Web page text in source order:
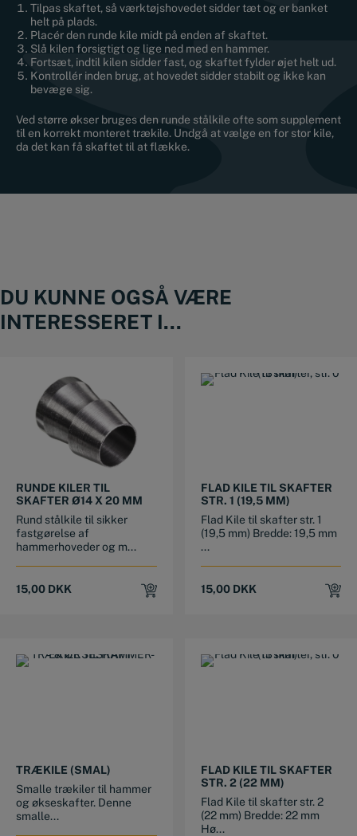
Tilpas skaftet, så værktøjshovedet sidder tæt og er banket
helt på plads.
Placér den runde kile midt på enden af skaftet.
Slå kilen forsigtigt og lige ned med en hammer.
Fortsæt, indtil kilen sidder fast, og skaftet fylder øjet helt ud.
Kontrollér inden brug, at hovedet sidder stabilt og ikke kan
bevæge sig.
Ved større økser bruges den runde stålkile ofte som supplement
til en korrekt monteret trækile. Undgå at vælge en for stor kile,
da det kan få skaftet til at flække.
DU KUNNE OGSÅ VÆRE
INTERESSERET I...
RUNDE KILER TIL
SKAFTER Ø14 X 20 MM
Rund stålkile til sikker
fastgørelse af
hammerhoveder og m...
15,00 DKK
FLAD KILE TIL SKAFTER
STR. 1 (19,5 MM)
Flad Kile til skafter str. 1
(19,5 mm) Bredde: 19,5 mm
...
15,00 DKK
TRÆKILE (SMAL)
Smalle trækiler til hammer
og økseskafter. Denne
smalle...
FLAD KILE TIL SKAFTER
STR. 2 (22 MM)
Flad Kile til skafter str. 2
(22 mm) Bredde: 22 mm
Hø...